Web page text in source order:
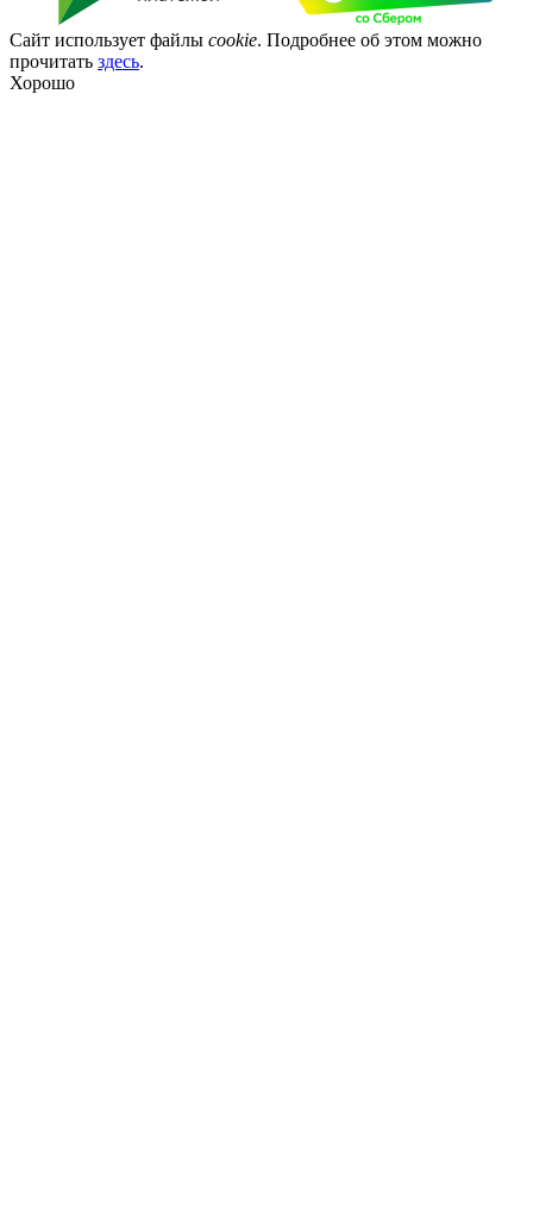
Сайт использует файлы cookie. Подробнее об этом можно
прочитать здесь.
Хорошо